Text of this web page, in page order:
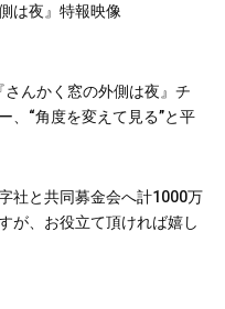
は夜』特報映像
さんかく窓の外側は夜』チ
、“角度を変えて見る”と平
社と共同募金会へ計1000万
が、お役立て頂ければ嬉し